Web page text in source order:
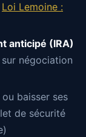
Loi Lemoine :
anticipé (IRA)
négociation
baisser ses
de sécurité